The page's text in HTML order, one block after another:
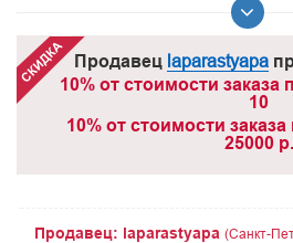
Продавец laparastyapa
10% от стоимости заказа
10
10% от стоимости
25000 р.
Продавец: laparastyapa (Санкт-